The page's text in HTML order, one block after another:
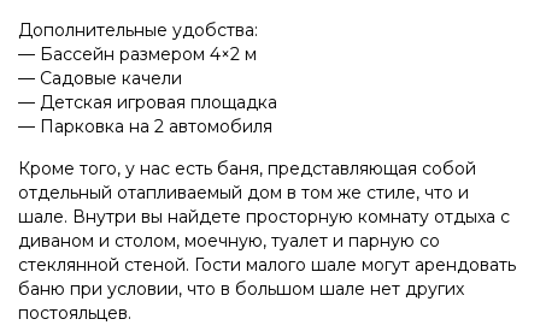
Дополнительные удобства:
— Бассейн размером 4×2 м
— Садовые качели
— Детская игровая площадка
— Парковка на 2 автомобиля
Кроме того, у нас есть баня, представляющая собой
отдельный отапливаемый дом в том же стиле, что и
шале. Внутри вы найдете просторную комнату отдыха с
диваном и столом, моечную, туалет и парную со
стеклянной стеной. Гости малого шале могут арендовать
баню при условии, что в большом шале нет других
постояльцев.